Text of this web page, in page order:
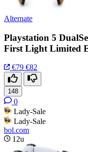
Alternate
Playstation 5
First Light Limited
€79 €82
148
0
Lady-Sale
Lady-Sale
bol.com
12u